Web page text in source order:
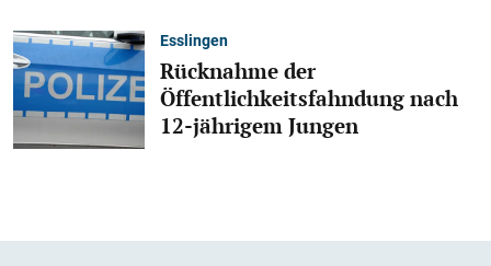
Esslingen
Rücknahme der
Öffentlichkeitsfahndung nach
12-jährigem Jungen